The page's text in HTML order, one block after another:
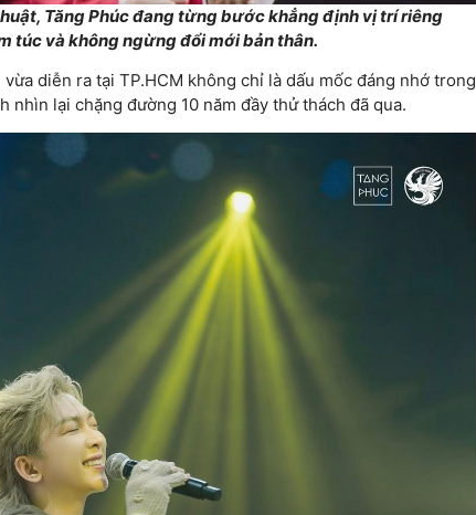
Tăng Phúc đang từng bước khẳng định vị trí riêng
túc và không ngừng đổi mới bản thân.
diễn ra tại TP.HCM không chỉ là dấu mốc đáng nhớ trong
nhìn lại chặng đường 10 năm đầy thử thách đã qua.